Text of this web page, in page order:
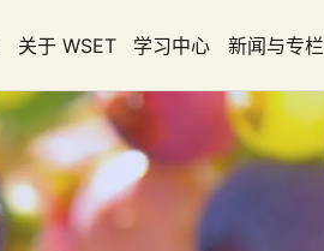
关于 WSET 学习中心 新闻与专栏